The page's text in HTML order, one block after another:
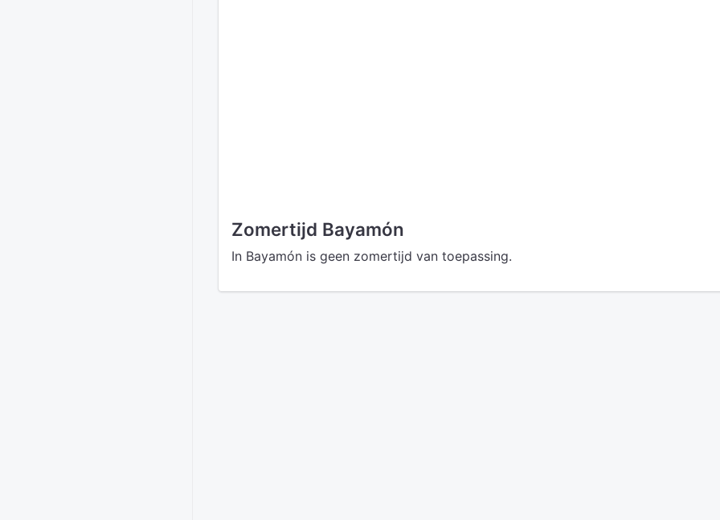
Zomertijd Bayamón
In Bayamón is geen zomertijd van toepassing.